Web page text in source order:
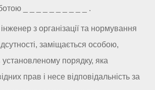
_ _ _ _ _ _ _ _ _ _ .
з організації та нормування
заміщається особою,
порядку, яка
прав і несе відповідальність за